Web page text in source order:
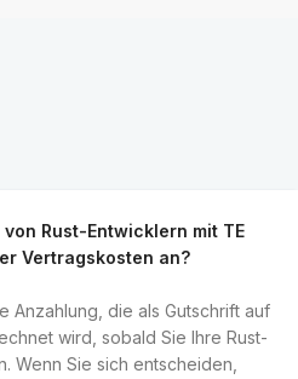
Rust-Entwicklern mit TE
Vertragskosten an?
Anzahlung, die als Gutschrift auf
wird, sobald Sie Ihre Rust-
Wenn Sie sich entscheiden,